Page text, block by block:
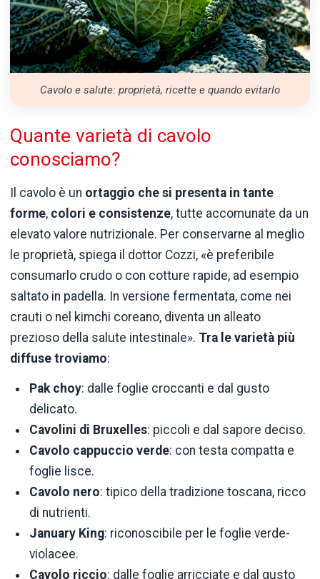
Cavolo e salute: proprietà, ricette e quando evitarlo
Quante varietà di cavolo
conosciamo?
Il cavolo è un ortaggio che si presenta in tante
forme, colori e consistenze, tutte accomunate da un
elevato valore nutrizionale. Per conservarne al meglio
le proprietà, spiega il dottor Cozzi, «è preferibile
consumarlo crudo o con cotture rapide, ad esempio
saltato in padella. In versione fermentata, come nei
crauti o nel kimchi coreano, diventa un alleato
prezioso della salute intestinale». Tra le varietà più
diffuse troviamo:
Pak choy: dalle foglie croccanti e dal gusto
delicato.
Cavolini di Bruxelles: piccoli e dal sapore deciso.
Cavolo cappuccio verde: con testa compatta e
foglie lisce.
Cavolo nero: tipico della tradizione toscana, ricco
di nutrienti.
January King: riconoscibile per le foglie verde-
violacee.
Cavolo riccio: dalle foglie arricciate e dal gusto